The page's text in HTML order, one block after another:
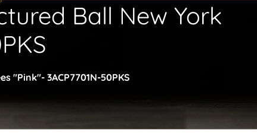
Ball New York
"Pink"- 3ACP7701N-50PKS